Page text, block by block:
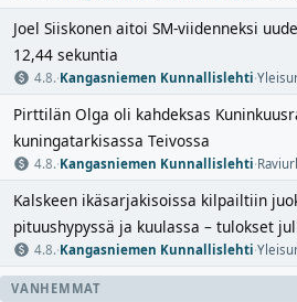
Joel Siiskonen aitoi SM-viidenneksi
12,44 sekuntia
4.8.·Kangasniemen Kunnallislehti·
Pirttilän Olga oli kahdeksas
kuningatarkisassa Teivossa
4.8.·Kangasniemen Kunnallislehti·
Kalskeen ikäsarjakisoissa kilpailtiin
pituushypyssä ja kuulassa – tulokset
4.8.·Kangasniemen Kunnallislehti·
VANHEMMAT